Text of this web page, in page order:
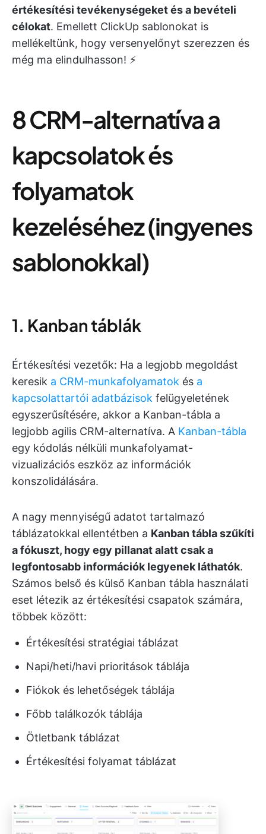
értékesítési tevékenységeket és a bevételi
célokat. Emellett ClickUp sablonokat is
mellékeltünk, hogy versenyelőnyt szerezzen és
még ma elindulhasson! ⚡️
8 CRM-alternatíva a
kapcsolatok és
folyamatok
kezeléséhez (ingyenes
sablonokkal)
1. Kanban táblák
Értékesítési vezetők: Ha a legjobb megoldást
keresik a CRM-munkafolyamatok és a
kapcsolattartói adatbázisok felügyeletének
egyszerűsítésére, akkor a Kanban-tábla a
legjobb agilis CRM-alternatíva. A Kanban-tábla
egy kódolás nélküli munkafolyamat-
vizualizációs eszköz az információk
konszolidálására.
A nagy mennyiségű adatot tartalmazó
táblázatokkal ellentétben a Kanban tábla szűkíti
a fókuszt, hogy egy pillanat alatt csak a
legfontosabb információk legyenek láthatók.
Számos belső és külső Kanban tábla használati
eset létezik az értékesítési csapatok számára,
többek között:
Értékesítési stratégiai táblázat
Napi/heti/havi prioritások táblája
Fiókok és lehetőségek táblája
Főbb találkozók táblája
Ötletbank táblázat
Értékesítési folyamat táblázat